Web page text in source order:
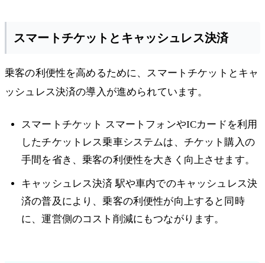
スマートチケットとキャッシュレス決済
乗客の利便性を高めるために、スマートチケットとキャ
ッシュレス決済の導入が進められています。
スマートチケット スマートフォンやICカードを利用
したチケットレス乗車システムは、チケット購入の
手間を省き、乗客の利便性を大きく向上させます。
キャッシュレス決済 駅や車内でのキャッシュレス決
済の普及により、乗客の利便性が向上すると同時
に、運営側のコスト削減にもつながります。